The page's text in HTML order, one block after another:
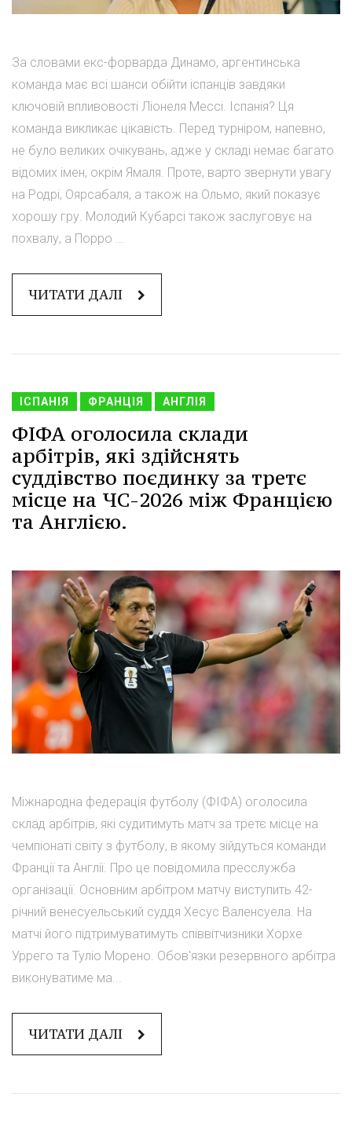
За словами екс-форварда Динамо, аргентинська
команда має всі шанси обійти іспанців завдяки
ключовій впливовості Ліонеля Мессі. Іспанія? Ця
команда викликає цікавість. Перед турніром, напевно,
не було великих очікувань, адже у складі немає багато
відомих імен, окрім Ямаля. Проте, варто звернути увагу
на Родрі, Оярсабаля, а також на Ольмо, який показує
хорошу гру. Молодий Кубарсі також заслуговує на
похвалу, а Порро ...
ЧИТАТИ ДАЛІ
ІСПАНІЯ ФРАНЦІЯ АНГЛІЯ
ФІФА оголосила склади
арбітрів, які здійснять
суддівство поєдинку за третє
місце на ЧС-2026 між Францією
та Англією.
Міжнародна федерація футболу (ФІФА) оголосила
склад арбітрів, які судитимуть матч за третє місце на
чемпіонаті світу з футболу, в якому зійдуться команди
Франції та Англії. Про це повідомила пресслужба
організації. Основним арбітром матчу виступить 42-
річний венесуельський суддя Хесус Валенсуела. На
матчі його підтримуватимуть співвітчизники Хорхе
Уррего та Туліо Морено. Обов'язки резервного арбітра
виконуватиме ма...
ЧИТАТИ ДАЛІ